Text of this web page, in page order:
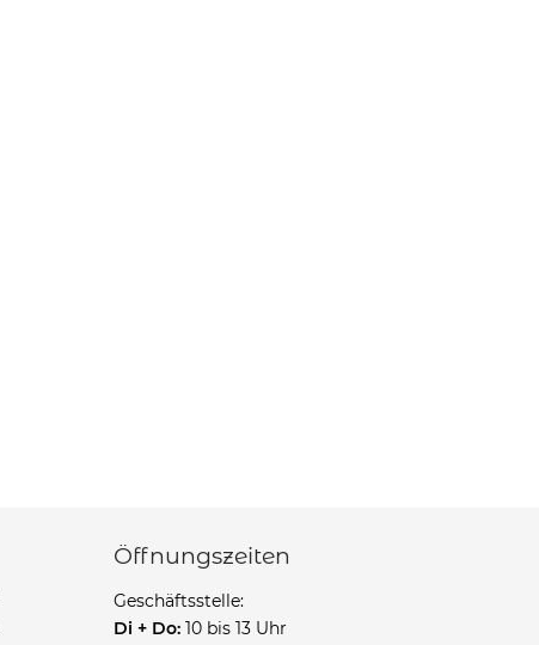
Öffnungszeiten
Geschäftsstelle:
Di + Do: 10 bis 13 Uhr